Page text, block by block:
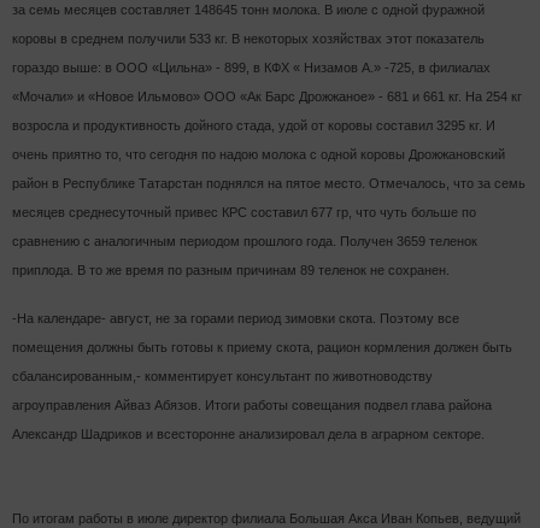
за семь месяцев составляет 148645 тонн молока. В июле с одной фуражной
коровы в среднем получили 533 кг. В некоторых хозяйствах этот показатель
гораздо выше: в ООО «Цильна» - 899, в КФХ « Низамов А.» -725, в филиалах
«Мочали» и «Новое Ильмово» ООО «Ак Барс Дрожжаное» - 681 и 661 кг. На 254 кг
возросла и продуктивность дойного стада, удой от коровы составил 3295 кг. И
очень приятно то, что сегодня по надою молока с одной коровы Дрожжановский
район в Республике Татарстан поднялся на пятое место. Отмечалось, что за семь
месяцев среднесуточный привес КРС составил 677 гр, что чуть больше по
сравнению с аналогичным периодом прошлого года. Получен 3659 теленок
приплода. В то же время по разным причинам 89 теленок не сохранен.
-На календаре- август, не за горами период зимовки скота. Поэтому все
помещения должны быть готовы к приему скота, рацион кормления должен быть
сбалансированным,- комментирует консультант по животноводству
агроуправления Айваз Абязов. Итоги работы совещания подвел глава района
Александр Шадриков и всесторонне анализировал дела в аграрном секторе.
По итогам работы в июле директор филиала Большая Акса Иван Копьев, ведущий